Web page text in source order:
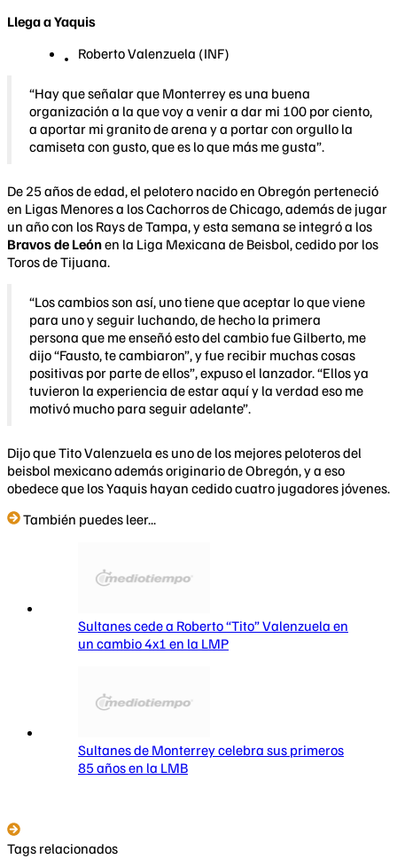
Llega a Yaquis
Roberto Valenzuela (INF)
“Hay que señalar que Monterrey es una buena
organización a la que voy a venir a dar mi 100 por ciento,
a aportar mi granito de arena y a portar con orgullo la
camiseta con gusto, que es lo que más me gusta”.
De 25 años de edad, el pelotero nacido en Obregón perteneció
en Ligas Menores a los Cachorros de Chicago, además de jugar
un año con los Rays de Tampa, y esta semana se integró a los
Bravos de Leónen la Liga Mexicana de Beisbol, cedido por los
Toros de Tijuana.
“Los cambios son así, uno tiene que aceptar lo que viene
para uno y seguir luchando, de hecho la primera
persona que me enseñó esto del cambio fue Gilberto, me
dijo “Fausto, te cambiaron”, y fue recibir muchas cosas
positivas por parte de ellos”, expuso el lanzador. “Ellos ya
tuvieron la experiencia de estar aquí y la verdad eso me
motivó mucho para seguir adelante”.
Dijo que Tito Valenzuela es uno de los mejores peloteros del
beisbol mexicano además originario de Obregón, y a eso
obedece que los Yaquis hayan cedido cuatro jugadores jóvenes.
También puedes leer...
Sultanes cede a Roberto “Tito” Valenzuela en
un cambio 4x1 en la LMP
Sultanes de Monterrey celebra sus primeros
85 años en la LMB
Tags relacionados